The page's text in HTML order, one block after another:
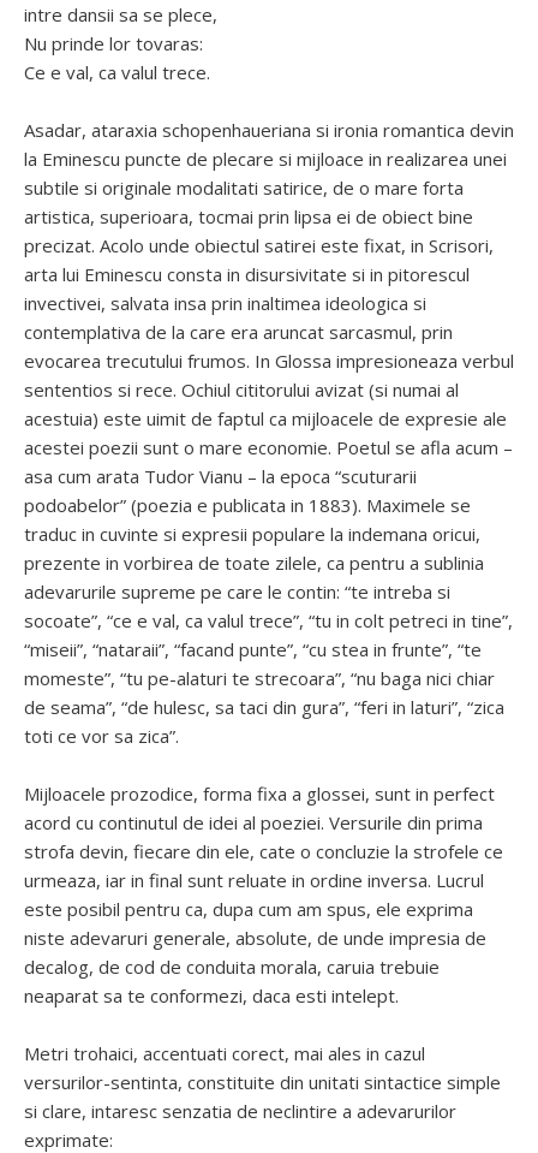
intre dansii sa se plece,
Nu prinde lor tovaras:
Ce e val, ca valul trece.
Asadar, ataraxia schopenhaueriana si ironia romantica devin
la Eminescu puncte de plecare si mijloace in realizarea unei
subtile si originale modalitati satirice, de o mare forta
artistica, superioara, tocmai prin lipsa ei de obiect bine
precizat. Acolo unde obiectul satirei este fixat, in Scrisori,
arta lui Eminescu consta in disursivitate si in pitorescul
invectivei, salvata insa prin inaltimea ideologica si
contemplativa de la care era aruncat sarcasmul, prin
evocarea trecutului frumos. In Glossa impresioneaza verbul
sententios si rece. Ochiul cititorului avizat (si numai al
acestuia) este uimit de faptul ca mijloacele de expresie ale
acestei poezii sunt o mare economie. Poetul se afla acum –
asa cum arata Tudor Vianu – la epoca “scuturarii
podoabelor” (poezia e publicata in 1883). Maximele se
traduc in cuvinte si expresii populare la indemana oricui,
prezente in vorbirea de toate zilele, ca pentru a sublinia
adevarurile supreme pe care le contin: “te intreba si
socoate”, “ce e val, ca valul trece”, “tu in colt petreci in tine”,
“miseii”, “nataraii”, “facand punte”, “cu stea in frunte”, “te
momeste”, “tu pe-alaturi te strecoara”, “nu baga nici chiar
de seama”, “de hulesc, sa taci din gura”, “feri in laturi”, “zica
toti ce vor sa zica”.
Mijloacele prozodice, forma fixa a glossei, sunt in perfect
acord cu continutul de idei al poeziei. Versurile din prima
strofa devin, fiecare din ele, cate o concluzie la strofele ce
urmeaza, iar in final sunt reluate in ordine inversa. Lucrul
este posibil pentru ca, dupa cum am spus, ele exprima
niste adevaruri generale, absolute, de unde impresia de
decalog, de cod de conduita morala, caruia trebuie
neaparat sa te conformezi, daca esti intelept.
Metri trohaici, accentuati corect, mai ales in cazul
versurilor-sentinta, constituite din unitati sintactice simple
si clare, intaresc senzatia de neclintire a adevarurilor
exprimate: